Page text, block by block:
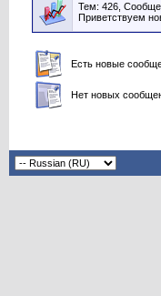
Тем: 426,
Приветствуем
Есть новые
Нет новых